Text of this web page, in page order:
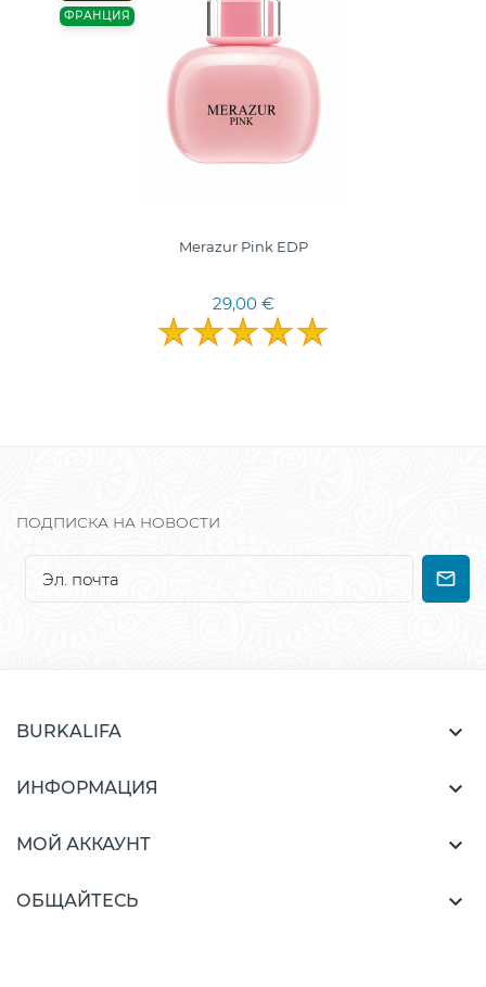
ФРАНЦИЯ
Merazur Pink EDP
29,00 €
ПОДПИСКА НА НОВОСТИ
BURKALIFA 
ИНФОРМАЦИЯ 
МОЙ АККАУНТ 
ОБЩАЙТЕСЬ 